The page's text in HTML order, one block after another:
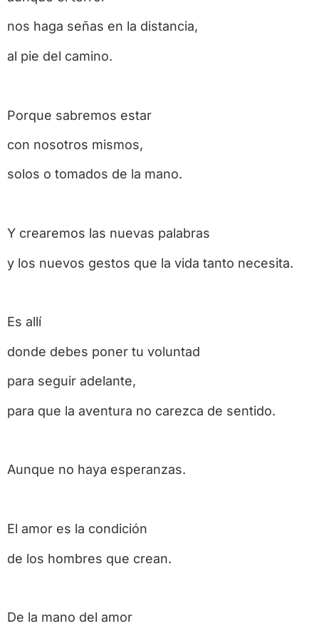
nos haga señas en la distancia,
al pie del camino.
Porque sabremos estar
con nosotros mismos,
solos o tomados de la mano.
Y crearemos las nuevas palabras
y los nuevos gestos que la vida tanto necesita.
Es allí
donde debes poner tu voluntad
para seguir adelante,
para que la aventura no carezca de sentido.
Aunque no haya esperanzas.
El amor es la condición
de los hombres que crean.
De la mano del amor